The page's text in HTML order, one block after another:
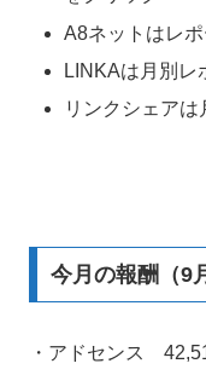
A8ネットはレ
LINKAは月別レ
リンクシェア
今月の報酬（9
・アドセンス